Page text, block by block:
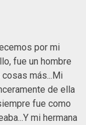
por mi
fue un hombre
más...Mi
de ella
fue como
mi hermana